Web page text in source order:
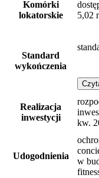
Komórki
lokatorskie
5,02
Standard
wykończenia
Realizacja
inwestycji
kw.
Udogodnienia
w